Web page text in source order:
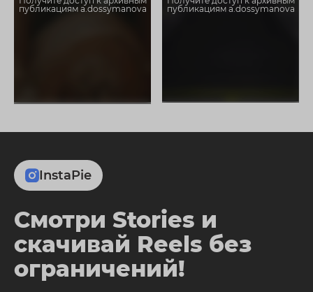
публикациям a.dossymanova
публикациям a.dossymanova
InstaPie
Смотри Stories и
скачивай Reels без
ограничений!